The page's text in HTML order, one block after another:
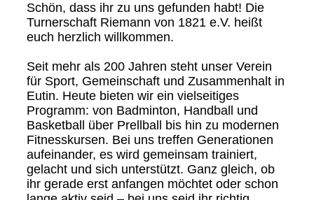
Schön, dass ihr zu uns gefunden habt! Die
Turnerschaft Riemann von 1821 e.V. heißt
euch herzlich willkommen.
Seit mehr als 200 Jahren steht unser Verein
für Sport, Gemeinschaft und Zusammenhalt in
Eutin. Heute bieten wir ein vielseitiges
Programm: von Badminton, Handball und
Basketball über Prellball bis hin zu modernen
Fitnesskursen. Bei uns treffen Generationen
aufeinander, es wird gemeinsam trainiert,
gelacht und sich unterstützt. Ganz gleich, ob
ihr gerade erst anfangen möchtet oder schon